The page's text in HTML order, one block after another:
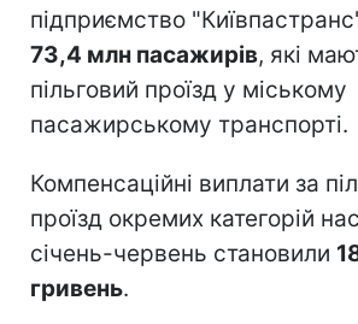
підприємство
73,4 млн пасажирів, які
пільговий проїзд у міському
пасажирському транспорті.
Компенсаційні виплати за
проїзд окремих категорій
січень-червень становили
гривень.